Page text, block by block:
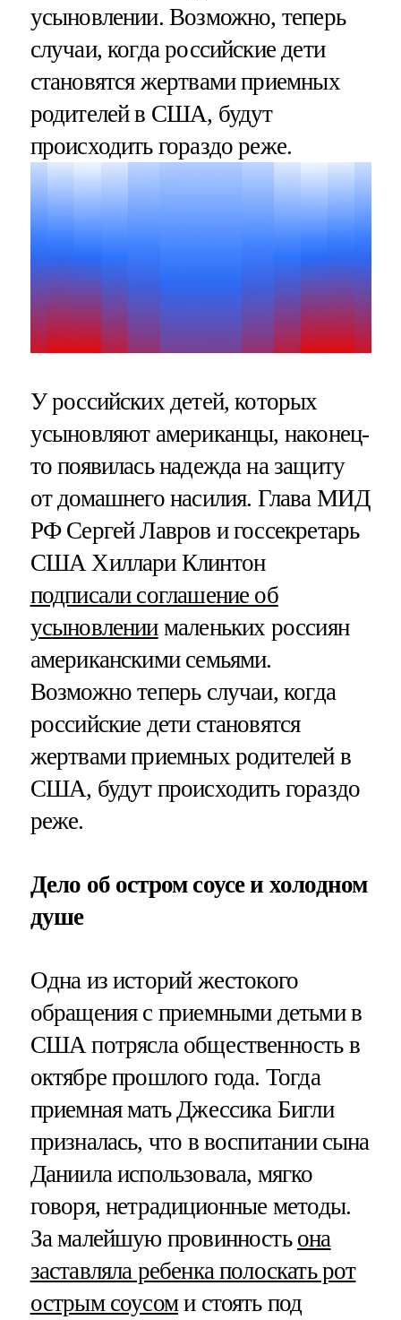
усыновлении. Возможно, теперь
случаи, когда российские дети
становятся жертвами приемных
родителей в США, будут
происходить гораздо реже.
У российских детей, которых
усыновляют американцы, наконец-
то появилась надежда на защиту
от домашнего насилия. Глава МИД
РФ Сергей Лавров и госсекретарь
США Хиллари Клинтон
подписали соглашение об
усыновлениималеньких россиян
американскими семьями.
Возможно теперь случаи, когда
российские дети становятся
жертвами приемных родителей в
США, будут происходить гораздо
реже.
Дело об остром соусе и холодном
душе
Одна из историй жестокого
обращения с приемными детьми в
США потрясла общественность в
октябре прошлого года. Тогда
приемная мать Джессика Бигли
призналась, что в воспитании сына
Даниила использовала, мягко
говоря, нетрадиционные методы.
За малейшую провинность она
заставляла ребенка полоскать рот
острым соусоми стоять под